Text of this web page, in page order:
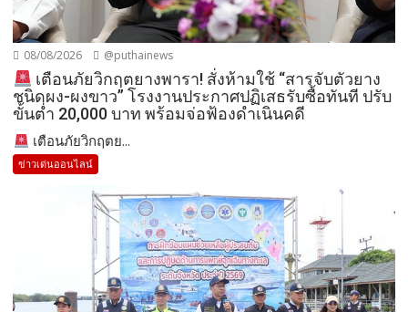
08/08/2026 @puthainews
เตือนภัยวิกฤตยางพารา! สั่งห้ามใช้ “สารจับตัวยาง
ชนิดผง-ผงขาว” โรงงานประกาศปฏิเสธรับซื้อทันที ปรับ
ขั้นต่ำ 20,000 บาท พร้อมจ่อฟ้องดำเนินคดี
เตือนภัยวิกฤตย...
ข่าวเด่นออนไลน์